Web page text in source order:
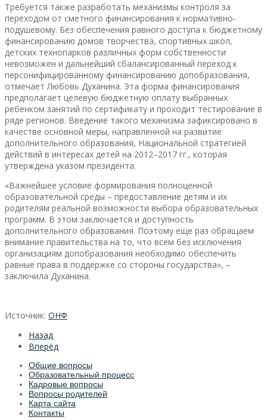
Требуется также разработать механизмы контроля за
переходом от сметного финансирования к нормативно-
подушевому. Без обеспечения равного доступа к бюджетному
финансированию домов творчества, спортивных школ,
детских технопарков различных форм собственности
невозможен и дальнейший сбалансированный переход к
персонифицированному финансированию допобразования,
отмечает Любовь Духанина. Эта форма финансирования
предполагает целевую бюджетную оплату выбранных
ребенком занятий по сертификату и проходит тестирование в
ряде регионов. Введение такого механизма зафиксировано в
качестве основной меры, направленной на развитие
дополнительного образования, Национальной стратегией
действий в интересах детей на 2012–2017 гг., которая
утверждена указом президента.
«Важнейшее условие формирования полноценной
образовательной среды – предоставление детям и их
родителям реальной возможности выбора образовательных
программ. В этом заключается и доступность
дополнительного образования. Поэтому еще раз обращаем
внимание правительства на то, что всем без исключения
организациям допобразования необходимо обеспечить
равные права в поддержке со стороны государства», –
заключила Духанина.
Источник: ОНФ
Назад
Вперёд
Общие вопросы
Образовательный процесс
Кадровые вопросы
Вопросы родителей
Карта сайта
Контакты